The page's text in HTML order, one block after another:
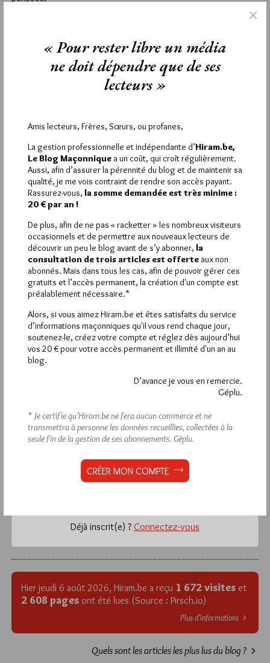
Au nom d’une liberté sans limite il est interdit d’interdire…. et
les nouveaux ayatolas furent!!!
DÉSAP.
21 OCTOBRE 2020 À 9H46 / RÉPONDRE
« Seules l’éducation et la culture permettent de sortir de
l’enfermement des superstitions, des préjugés et de
l’ignorance. »
Seules l’Education et la Culture permettent de s’émanciper de
cette erreur qui constitua le début de l’ère vulgaire et dont la
République est l’antidote.
Le Gouvernement, l’Assemblée Nationale et la Justice sont
sommés de faire respecter les principes et les lois de la
République, de garantir la sanctuarisation de l’Ecole, de
protéger nos enfants, de soutenir nos enseignants envers et
contre toutes les formes de pression.
Tuer un enseignant c’est tuer un enfant.
L’islamisme est condamné à mort, la sentence doit s’appliquer.
La rédaction de commentaires est
Si vous souhaitez rédiger des
commentaires, vous devez :
VOUS INSCRIRE
Déjà inscrit(e) ? Connectez-vous
Hier jeudi 6 août 2026, Hiram.be a reçu 1 672 visites et
2 608 pages ont été lues (Source : Pirsch.io)
Plus d’informations
Quels sont les articles les plus lus du blog ?
« Pour rester libre un média
ne doit dépendre que de ses
lecteurs »
Amis lecteurs, Frères, Sœurs, ou profanes,
La gestion professionnelle et indépendante d’Hiram.be,
Le Blog Maçonnique a un coût, qui croît régulièrement.
Aussi, afin d’assurer la pérennité du blog et de maintenir sa
qualité, je me vois contraint de rendre son accès payant.
Rassurez-vous, la somme demandée est très minime :
20 € par an !
De plus, afin de ne pas « racketter » les nombreux visiteurs
occasionnels et de permettre aux nouveaux lecteurs de
découvrir un peu le blog avant de s’y abonner, la
consultation de trois articles est offerte aux non
abonnés. Mais dans tous les cas, afin de pouvoir gérer ces
gratuits et l’accès permanent, la création d'un compte est
préalablement nécessaire.*
Alors, si vous aimez Hiram.be et êtes satisfaits du service
d’informations maçonniques qu'il vous rend chaque jour,
soutenez-le, créez votre compte et réglez dès aujourd’hui
vos 20 € pour votre accès permanent et illimité d'un an au
blog.
D’avance je vous en remercie.
Géplu.
* Je certifie qu’Hiram.be ne fera aucun commerce et ne
transmettra à personne les données recueillies, collectées à la
seule fin de la gestion de ses abonnements. Géplu.
CRÉER MON COMPTE